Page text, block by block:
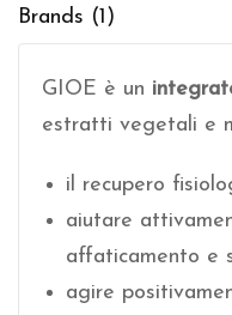
Brands (1)
GIOE è un
estratti vegetali e
il recupero
aiutare
affaticamento e
agire